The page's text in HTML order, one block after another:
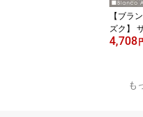
【ブラ
ズク】
インテリ
風水 ク
アスフ
4,708
も